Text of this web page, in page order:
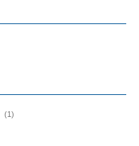
(1)